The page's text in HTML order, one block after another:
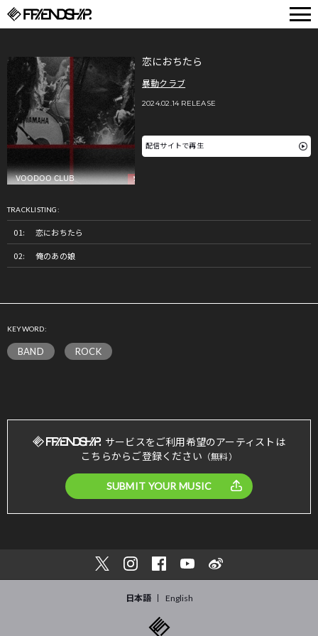
恋におちたら
暴動クラブ
2024.02.14 RELEASE
配信サイトで再生
TRACKLISTING:
恋におちたら
俺のあの娘
KEYWORD:
BAND ROCK
サービスをご利用希望のアーティストは
こちらからご登録ください （無料）
SUBMIT YOUR MUSIC
日本語 English